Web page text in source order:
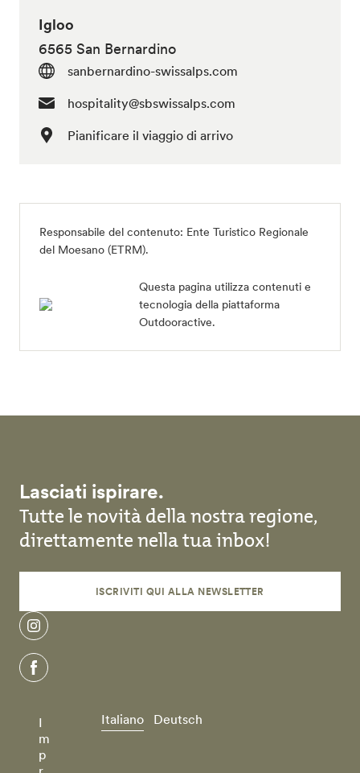
Igloo
6565 San Bernardino
sanbernardino-swissalps.com
hospitality@sbswissalps.com
Pianificare il viaggio di arrivo
Responsabile del contenuto: Ente Turistico Regionale
del Moesano (ETRM).
Questa pagina utilizza contenuti e
tecnologia della piattaforma
Outdooractive.
Lasciati ispirare.
Tutte le novità della nostra regione,
direttamente nella tua inbox!
ISCRIVITI QUI ALLA NEWSLETTER
instagram
facebook
I
m
p
Italiano Deutsch